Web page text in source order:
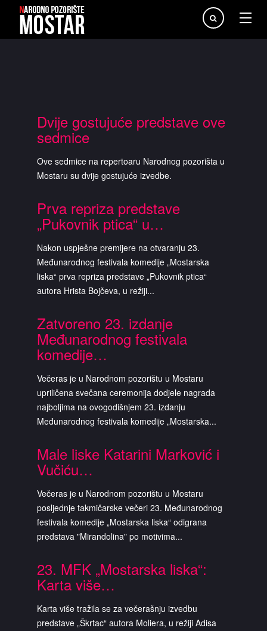
Traži...
Dvije gostujuće predstave ove
sedmice
Ove sedmice na repertoaru Narodnog pozorišta u
Mostaru su dvije gostujuće izvedbe.
Prva repriza predstave
„Pukovnik ptica“ u…
Nakon uspješne premijere na otvaranju 23.
Međunarodnog festivala komedije „Mostarska
liska“ prva repriza predstave „Pukovnik ptica“
autora Hrista Bojčeva, u režiji...
Zatvoreno 23. izdanje
Međunarodnog festivala
komedije…
Večeras je u Narodnom pozorištu u Mostaru
upriličena svečana ceremonija dodjele nagrada
najboljima na ovogodišnjem 23. izdanju
Međunarodnog festivala komedije „Mostarska...
Male liske Katarini Marković i
Vučiću…
Večeras je u Narodnom pozorištu u Mostaru
posljednje takmičarske večeri 23. Međunarodnog
festivala komedije „Mostarska liska“ odigrana
predstava "Mirandolina" po motivima...
23. MFK „Mostarska liska“:
Karta više…
Karta više tražila se za večerašnju izvedbu
predstave „Škrtac“ autora Moliera, u režiji Adisa